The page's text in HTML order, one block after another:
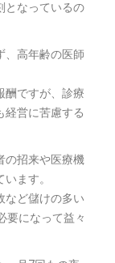
となっているの
、高年齢の医師
酬ですが、診療
経営に苦慮する
の招来や医療機
ます。
など儲けの多い
要になって益々